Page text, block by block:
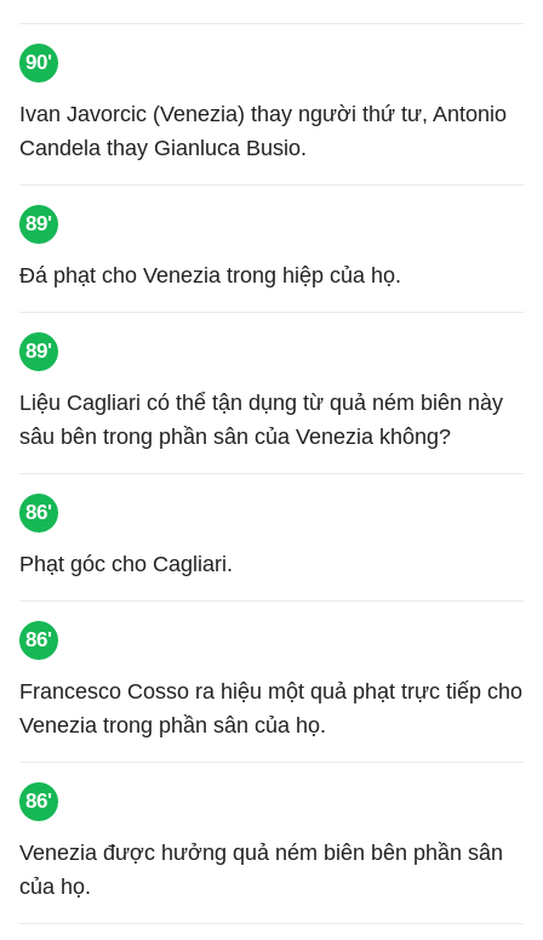
90'
Ivan Javorcic (Venezia) thay người thứ tư, Antonio
Candela thay Gianluca Busio.
89'
Đá phạt cho Venezia trong hiệp của họ.
89'
Liệu Cagliari có thể tận dụng từ quả ném biên này
sâu bên trong phần sân của Venezia không?
86'
Phạt góc cho Cagliari.
86'
Francesco Cosso ra hiệu một quả phạt trực tiếp cho
Venezia trong phần sân của họ.
86'
Venezia được hưởng quả ném biên bên phần sân
của họ.